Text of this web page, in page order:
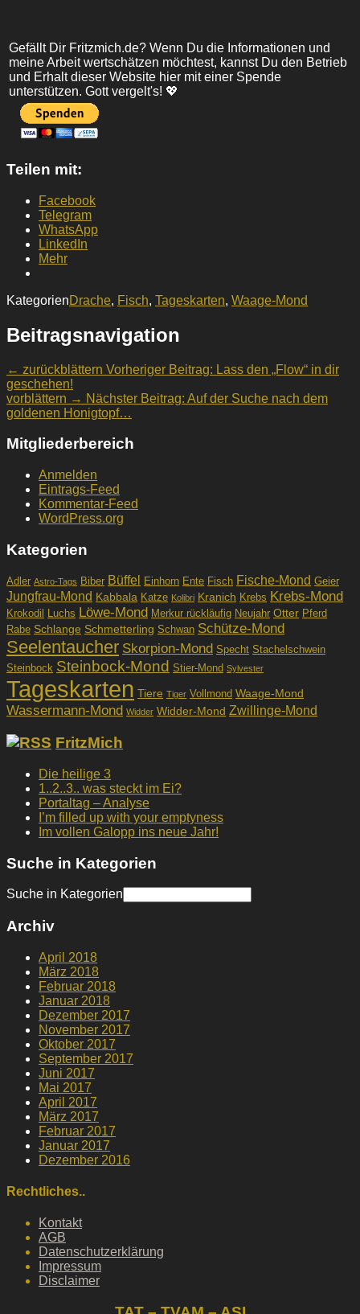
Gefällt Dir Fritzmich.de? Wenn Du die Informationen und
meine Arbeit wertschätzen möchtest, kannst Du den Betrieb
und Erhalt dieser Website hier mit einer Spende
unterstützen. Gott vergelt's! 💖
Teilen mit:
Facebook
Telegram
WhatsApp
LinkedIn
Mehr
KategorienDrache, Fisch, Tageskarten, Waage-Mond
Beitragsnavigation
← zurückblättern Vorheriger Beitrag: Lass den „Flow“ in dir
geschehen!
vorblättern → Nächster Beitrag: Auf der Suche nach dem
goldenen Honigtopf…
Mitgliederbereich
Anmelden
Eintrags-Feed
Kommentar-Feed
WordPress.org
Kategorien
Adler Astro-Tags Biber Büffel Einhorn Ente Fisch Fische-Mond Geier
Jungfrau-Mond Kabbala Katze Kolibri Kranich Krebs Krebs-Mond
Krokodil Luchs Löwe-Mond Merkur rückläufig Neujahr Otter Pferd
Rabe Schlange Schmetterling Schwan Schütze-Mond
Seelentaucher Skorpion-Mond Specht Stachelschwein
Steinbock Steinbock-Mond Stier-Mond Sylvester
Tageskarten Tiere Tiger Vollmond Waage-Mond
Wassermann-Mond Widder Widder-Mond Zwillinge-Mond
FritzMich
Die heilige 3
1..2..3.. was steckt im Ei?
Portaltag – Analyse
I’m filled up with your emptyness
Im vollen Galopp ins neue Jahr!
Suche in Kategorien
Suche in Kategorien
Archiv
April 2018
März 2018
Februar 2018
Januar 2018
Dezember 2017
November 2017
Oktober 2017
September 2017
Juni 2017
Mai 2017
April 2017
März 2017
Februar 2017
Januar 2017
Dezember 2016
Rechtliches..
Kontakt
AGB
Datenschutzerklärung
Impressum
Disclaimer